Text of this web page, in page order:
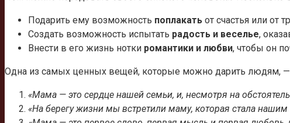
Подарить ему возможность поплакать от счастья или от
Создать возможность испытать радость и веселье,
Внести в его жизнь нотки романтики и любви, чтобы он
Одна из самых ценных вещей, которые можно дарить людям, —
«Мама — это сердце нашей семьи, и, несмотря на
«На берегу жизни мы встретили маму, которая стала